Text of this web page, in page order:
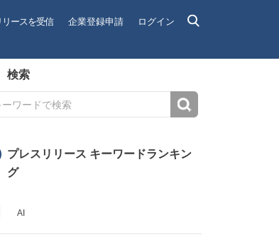
リースを受信 企業登録申請 ログイン
検索
プレスリリース キーワードランキン
グ
AI